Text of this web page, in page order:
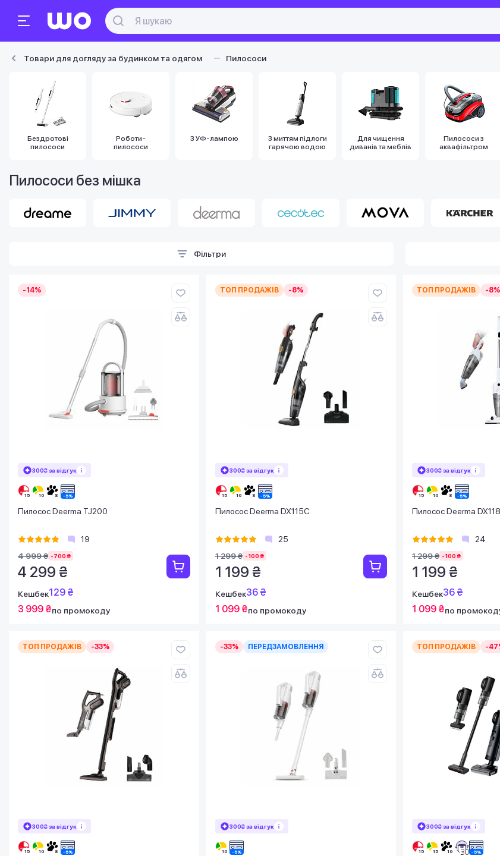
Товари для догляду за будинком та одягом Пилососи
Бездротові
пилососи
Роботи-
пилососи
З УФ-лампою
З миттям підлоги
гарячою водою
Для чищення
диванів та меблів
Пилососи з
аквафільтром
Пилососи без мішка
Фільтри
-14%
300₴ за відгук
Пилосос Deerma TJ200
19
4 999 ₴ -700 ₴
4 299 ₴
Кешбек129 ₴
3 999 ₴по промокоду
ТОП ПРОДАЖІВ -8%
300₴ за відгук
Пилосос Deerma DX115C
25
1 299 ₴ -100 ₴
1 199 ₴
Кешбек36 ₴
1 099 ₴по промокоду
ТОП ПРОДАЖІВ -8%
300₴ за відгук
Пилосос Deerma
24
1 299 ₴ -100 ₴
1 199 ₴
Кешбек36 ₴
1 099 ₴по
ТОП ПРОДАЖІВ -33%
300₴ за відгук
-33% ПЕРЕДЗАМОВЛЕННЯ
300₴ за відгук
ТОП ПРОДАЖІВ -
300₴ за відгук